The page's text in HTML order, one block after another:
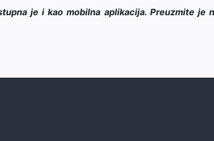
je i kao mobilna aplikacija. Preuzmite je